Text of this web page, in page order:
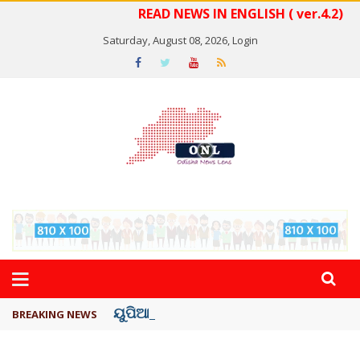
READ NEWS IN ENGLISH ( ver.4.2)
Saturday, August 08, 2026,Login
BREAKING NEWS ୟୁପିଆଇ ଓ ଅନ୍ୟାନ୍ୟ ଡିଜିଟାଲ୍ ନେଣଦେଣ ...